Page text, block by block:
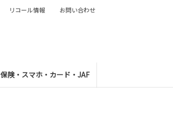
保険・スマホ・カード・JAF
リコール情報 お問い合わせ